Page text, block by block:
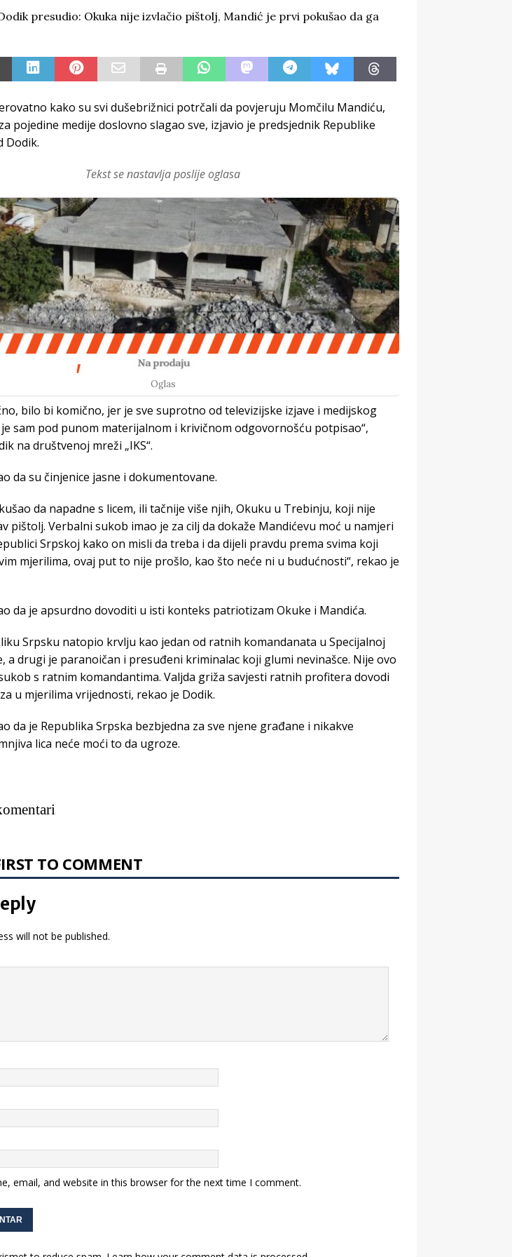
LIČNI STAV
samo siledžije i tišina
kako su svi dušebrižnici potrčali da povjeruju Momčilu Mandiću,
pojedine medije doslovno slagao sve, izjavio je predsjednik Republike
Dodik.
Tekst se nastavlja poslije oglasa
Oglas
bilo bi komično, jer je sve suprotno od televizijske izjave i medijskog
sam pod punom materijalnom i krivičnom odgovornošću potpisao“,
na društvenoj mreži „IKS“.
da su činjenice jasne i dokumentovane.
da napadne s licem, ili tačnije više njih, Okuku u Trebinju, koji nije
pištolj. Verbalni sukob imao je za cilj da dokaže Mandićevu moć u namjeri
Srpskoj kako on misli da treba i da dijeli pravdu prema svima koji
mjerilima, ovaj put to nije prošlo, kao što neće ni u budućnosti“, rekao je
da je apsurdno dovoditi u isti konteks patriotizam Okuke i Mandića.
Srpsku natopio krvlju kao jedan od ratnih komandanata u Specijalnoj
a drugi je paranoičan i presuđeni kriminalac koji glumi nevinašce. Nije ovo
s ratnim komandantima. Valjda griža savjesti ratnih profitera dovodi
u mjerilima vrijednosti, rekao je Dodik.
da je Republika Srpska bezbjedna za sve njene građane i nikakve
lica neće moći to da ugroze.
TO COMMENT
will not be published.
email, and website in this browser for the next time I comment.